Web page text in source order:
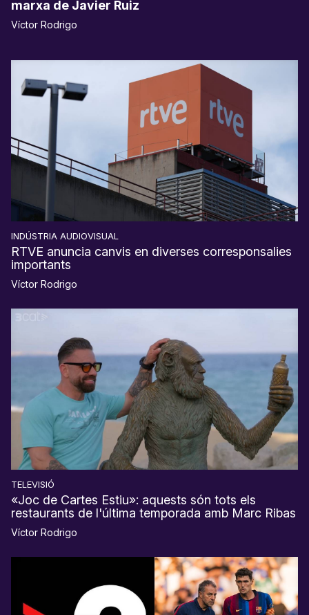
marxa de Javier Ruiz
Víctor Rodrigo
INDÚSTRIA AUDIOVISUAL
RTVE anuncia canvis en diverses corresponsalies
importants
Víctor Rodrigo
TELEVISIÓ
«Joc de Cartes Estiu»: aquests són tots els
restaurants de l'última temporada amb Marc Ribas
Víctor Rodrigo